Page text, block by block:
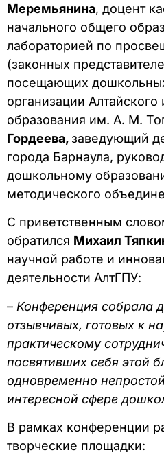
Меремьянина, доцент
начального общего
лабораторией по
(законных
посещающих
организации Алтайского
образования им. А. М.
Гордеева, заведующий
города Барнаула,
дошкольному
методического
С приветственным
обратился Михаил
научной работе и
деятельности АлтГПУ:
– Конференция собрала
отзывчивых, готовых к
практическому
посвятивших себя этой
одновременно
интересной сфере
В рамках конференции
творческие площадки: